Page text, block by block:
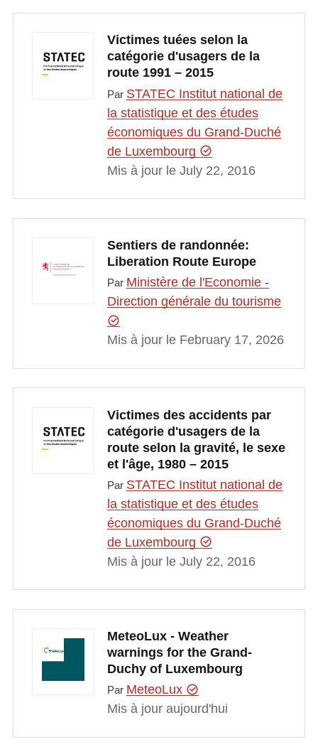
Victimes tuées selon la
catégorie d'usagers de la
route 1991 – 2015
Par STATEC Institut national de
la statistique et des études
économiques du Grand-Duché
de Luxembourg
Mis à jour le July 22, 2016
Sentiers de randonnée:
Liberation Route Europe
Par Ministère de l'Economie -
Direction générale du tourisme
Mis à jour le February 17, 2026
Victimes des accidents par
catégorie d'usagers de la
route selon la gravité, le sexe
et l'âge, 1980 – 2015
Par STATEC Institut national de
la statistique et des études
économiques du Grand-Duché
de Luxembourg
Mis à jour le July 22, 2016
MeteoLux - Weather
warnings for the Grand-
Duchy of Luxembourg
Par MeteoLux
Mis à jour aujourd'hui